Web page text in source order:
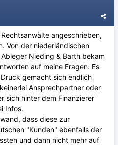
angeschrieben,
Von der niederländischen
Nieding & Barth bekam
auf meine Fragen. Es
gemacht sich endlich
Ansprechpartner oder
sich hinter dem Finanzierer
Infos.
dass diese zur
"Kunden" ebenfalls der
und dann nicht mehr auf